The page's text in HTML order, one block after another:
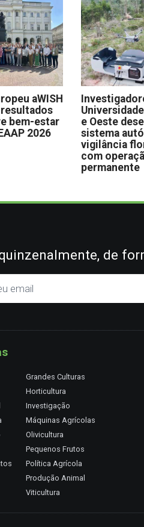
aWISH
bem-estar
2026
e Oeste
sistema
vigilância
com
permanente
de
Grandes Culturas
Horticultura
Investigação
Máquinas Agrícolas
Olivicultura
Pequenos Frutos
Política Agrícola
Produção Animal
Viticultura